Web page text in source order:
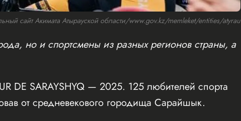
сайт Акимата Атырауской области/www.gov.kz/memleket/entities/atyrau
но и спортсмены из разных регионов страны, а
DE SARAYSHYQ — 2025. 125 любителей спорта
от средневекового городища Сарайшык.